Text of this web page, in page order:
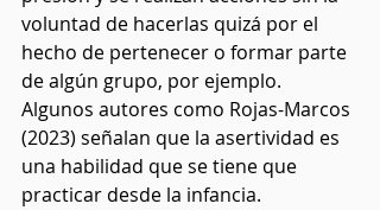
voluntad de hacerlas quizá por el
hecho de pertenecer o formar parte
de algún grupo, por ejemplo.
Algunos autores como Rojas-Marcos
(2023) señalan que la asertividad es
una habilidad que se tiene que
practicar desde la infancia.